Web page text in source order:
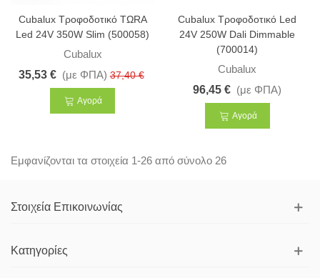
Cubalux Τροφοδοτικό ΤΩRA
Led 24V 350W Slim (500058)
Cubalux
35,53 € (με ΦΠΑ) 37,40 €
Αγορά
Cubalux Τροφοδοτικό Led
24V 250W Dali Dimmable
(700014)
Cubalux
96,45 € (με ΦΠΑ)
Αγορά
Εμφανίζονται τα στοιχεία 1-26 από σύνολο 26
Στοιχεία Επικοινωνίας
Κατηγορίες